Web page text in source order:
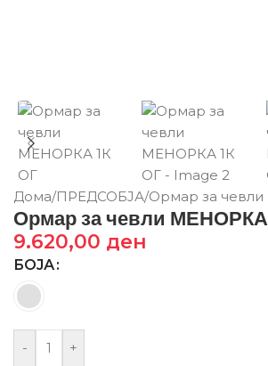
Дома/ПРЕДСОБЈА/Ормар за чевли
Ормар за чевли МЕНОРКА
9.620,00 ден
БОЈА
- +